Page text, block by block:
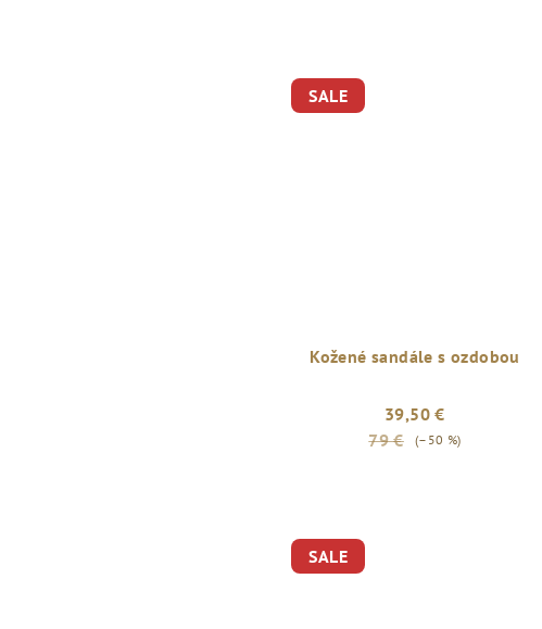
SALE
Kožené sandále s ozdobou
39,50 €
79 €
(–50 %)
SALE